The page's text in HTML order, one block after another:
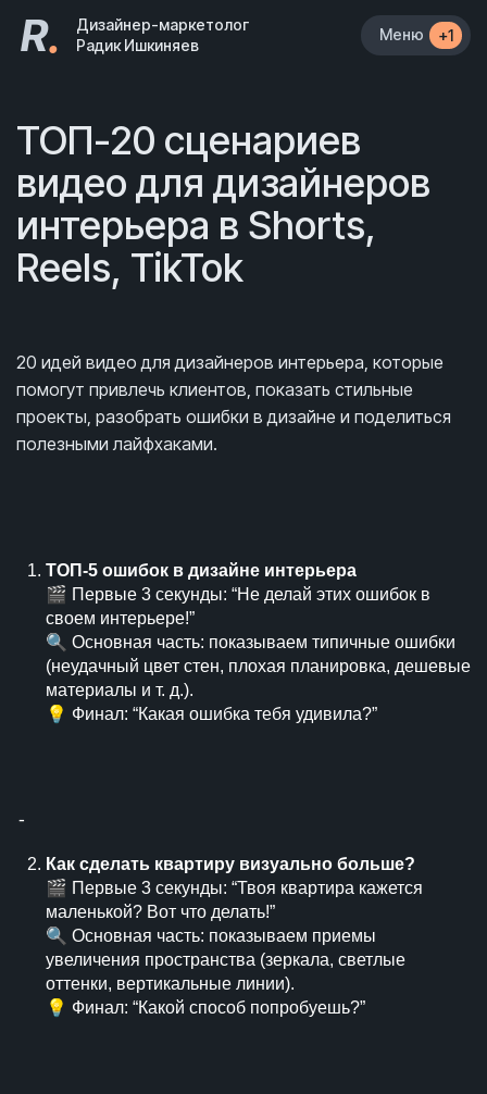
R.
Дизайнер-маркетолог
Радик Ишкиняев
Меню +1
ТОП-20 сценариев
видео для дизайнеров
интерьера в Shorts,
Reels, TikTok
20 идей видео для дизайнеров интерьера, которые
помогут привлечь клиентов, показать стильные
проекты, разобрать ошибки в дизайне и поделиться
полезными лайфхаками.
ТОП-5 ошибок в дизайне интерьера
🎬 Первые 3 секунды: “Не делай этих ошибок в
своем интерьере!”
🔍 Основная часть: показываем типичные ошибки
(неудачный цвет стен, плохая планировка, дешевые
материалы и т. д.).
💡 Финал: “Какая ошибка тебя удивила?”
⁃
Как сделать квартиру визуально больше?
🎬 Первые 3 секунды: “Твоя квартира кажется
маленькой? Вот что делать!”
🔍 Основная часть: показываем приемы
увеличения пространства (зеркала, светлые
оттенки, вертикальные линии).
💡 Финал: “Какой способ попробуешь?”